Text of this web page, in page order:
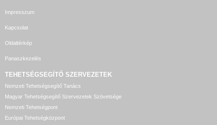
Impresszum
Kapcsolat
Oldaltérkép
Panaszkezelés
TEHETSÉGSEGÍTŐ SZERVEZETEK
Nemzeti Tehetségsegítő Tanács
Magyar Tehetségsegítő Szervezetek Szövetsége
Nemzeti Tehetségpont
Európai Tehetségközpont